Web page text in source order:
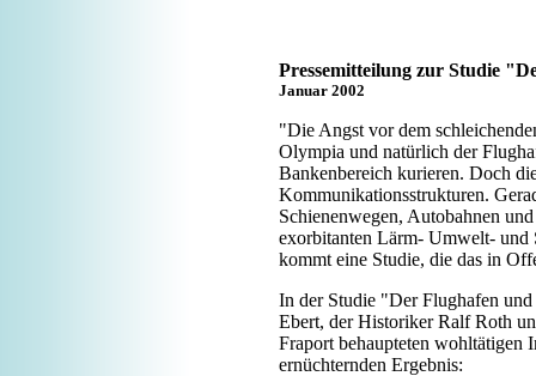
Pressemitteilung zur Studie
Januar 2002
"Die Angst vor dem
Olympia und natürlich der
Bankenbereich kurieren. Doch
Kommunikationsstrukturen.
Schienenwegen, Autobahnen
exorbitanten Lärm- Umwelt- und
kommt eine Studie, die das in
In der Studie "Der Flughafen
Ebert, der Historiker Ralf Roth
Fraport behaupteten wohltätigen
ernüchternden Ergebnis: